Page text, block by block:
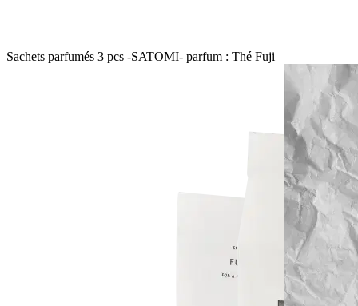
Sachets parfumés 3 pcs -SATOMI- parfum : Thé Fuji